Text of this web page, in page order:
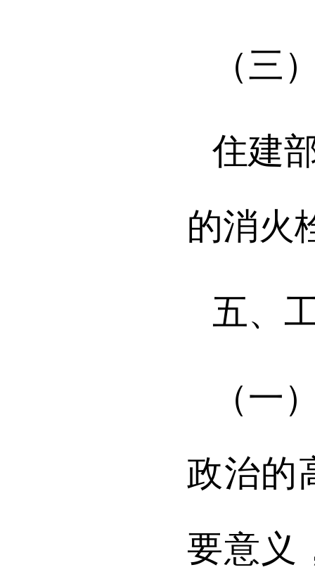
（三
住建
的消火
五、
（一
政治的
要意义